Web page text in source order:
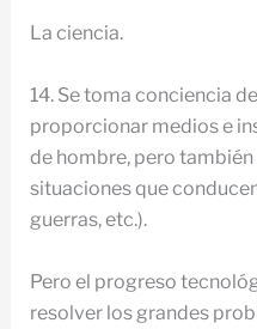
La ciencia.
14. Se toma conciencia
proporcionar medios e
de hombre, pero
situaciones que
guerras, etc.).
Pero el progreso
resolver los grandes